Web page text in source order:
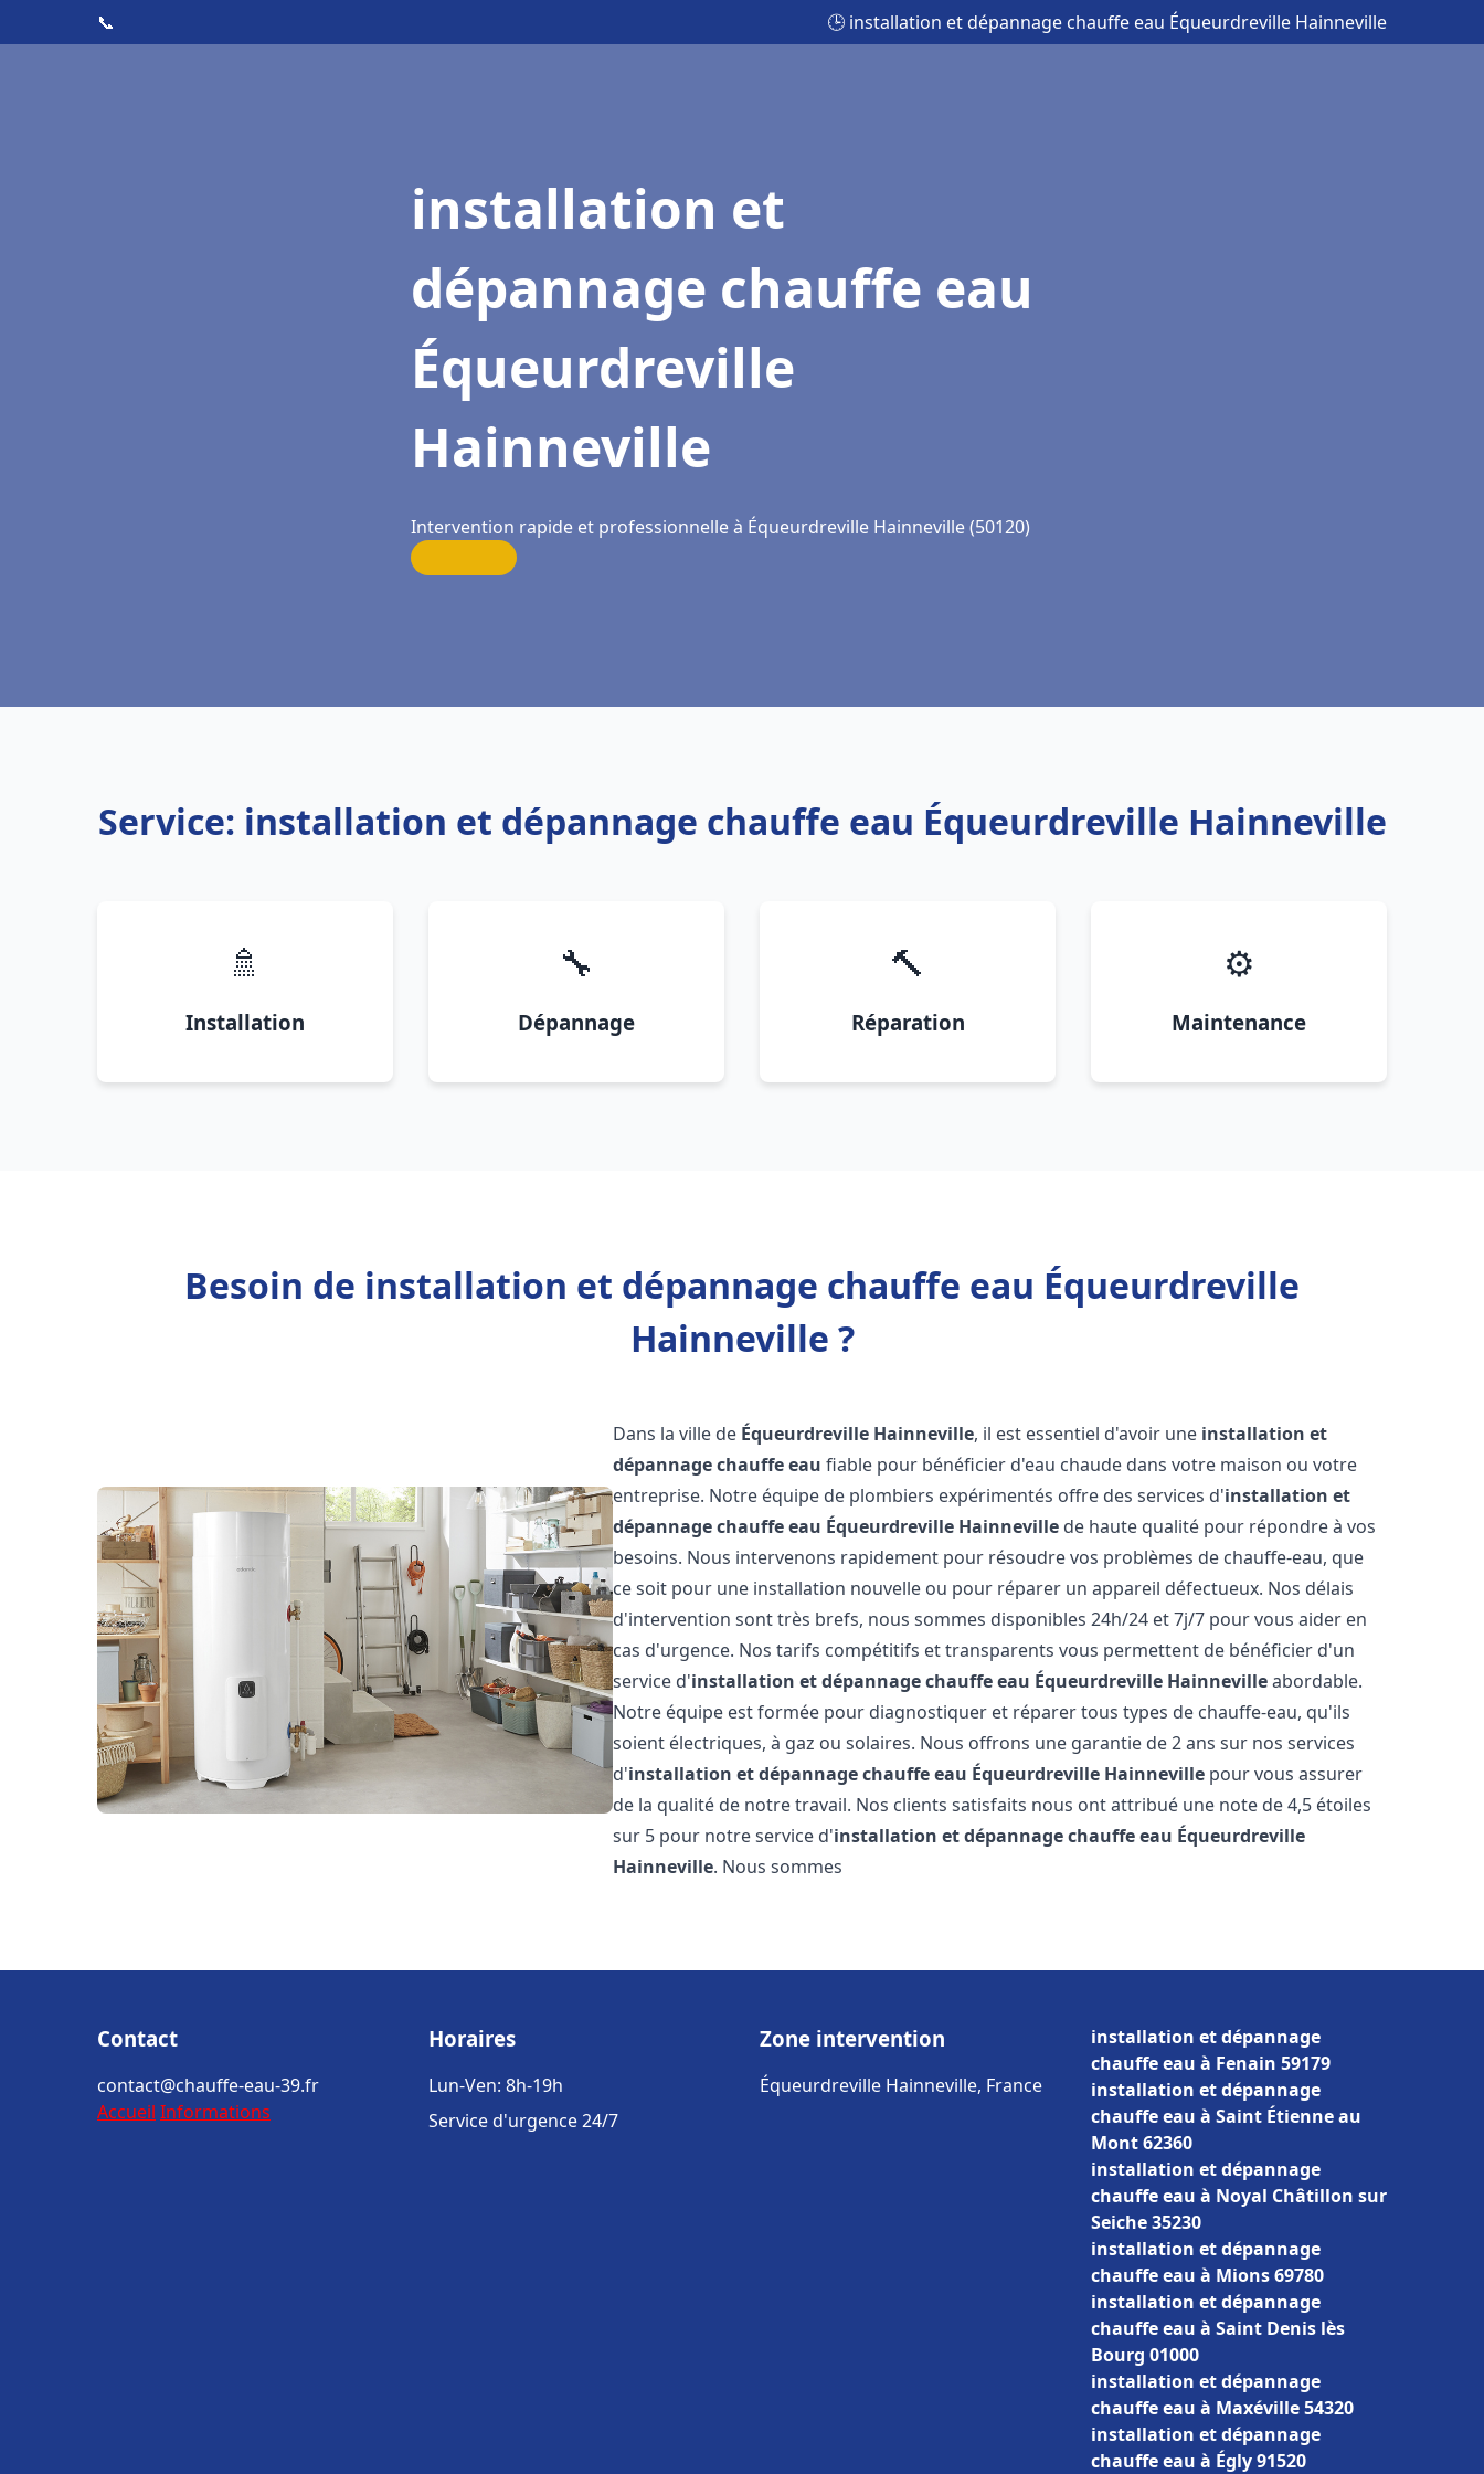
📞 🕒 installation et dépannage chauffe eau Équeurdreville Hainneville
installation et
dépannage chauffe eau
Équeurdreville
Hainneville
Intervention rapide et professionnelle à Équeurdreville Hainneville (50120)
Service: installation et dépannage chauffe eau Équeurdreville Hainneville
🚿
Installation
🔧
Dépannage
🔨
Réparation
⚙️
Maintenance
Besoin de installation et dépannage chauffe eau Équeurdreville
Hainneville ?
Dans la ville de Équeurdreville Hainneville, il est essentiel d'avoir une installation et
dépannage chauffe eau fiable pour bénéficier d'eau chaude dans votre maison ou votre
entreprise. Notre équipe de plombiers expérimentés offre des services d'installation et
dépannage chauffe eau Équeurdreville Hainneville de haute qualité pour répondre à vos
besoins. Nous intervenons rapidement pour résoudre vos problèmes de chauffe-eau, que
ce soit pour une installation nouvelle ou pour réparer un appareil défectueux. Nos délais
d'intervention sont très brefs, nous sommes disponibles 24h/24 et 7j/7 pour vous aider en
cas d'urgence. Nos tarifs compétitifs et transparents vous permettent de bénéficier d'un
service d'installation et dépannage chauffe eau Équeurdreville Hainnevilleabordable.
Notre équipe est formée pour diagnostiquer et réparer tous types de chauffe-eau, qu'ils
soient électriques, à gaz ou solaires. Nous offrons une garantie de 2 ans sur nos services
d'installation et dépannage chauffe eau Équeurdreville Hainneville pour vous assurer
de la qualité de notre travail. Nos clients satisfaits nous ont attribué une note de 4,5 étoiles
sur 5 pour notre service d'installation et dépannage chauffe eau Équeurdreville
Hainneville. Nous sommes
Contact
contact@chauffe-eau-39.fr
Accueil Informations
Horaires
Lun-Ven: 8h-19h
Service d'urgence 24/7
Zone intervention
Équeurdreville Hainneville, France
installation et dépannage
chauffe eau à Fenain 59179
installation et dépannage
chauffe eau à Saint Étienne au
Mont 62360
installation et dépannage
chauffe eau à Noyal Châtillon sur
Seiche 35230
installation et dépannage
chauffe eau à Mions 69780
installation et dépannage
chauffe eau à Saint Denis lès
Bourg 01000
installation et dépannage
chauffe eau à Maxéville 54320
installation et dépannage
chauffe eau à Égly 91520